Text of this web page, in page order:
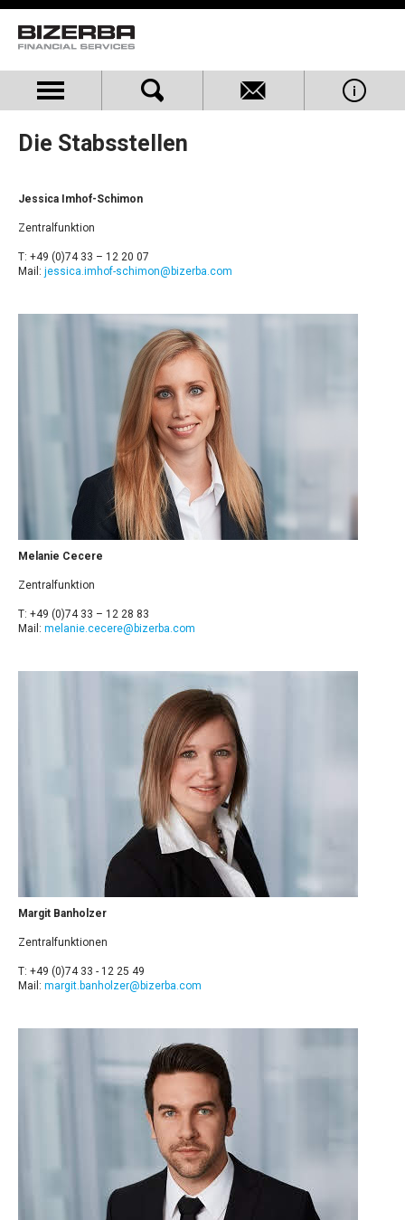
Die Stabsstellen
Jessica Imhof-Schimon
Zentralfunktion
T: +49 (0)74 33 – 12 20 07
Mail: jessica.imhof-schimon@bizerba.com
Melanie Cecere
Zentralfunktion
T: +49 (0)74 33 – 12 28 83
Mail: melanie.cecere@bizerba.com
Margit Banholzer
Zentralfunktionen
T: +49 (0)74 33 - 12 25 49
Mail: margit.banholzer@bizerba.com